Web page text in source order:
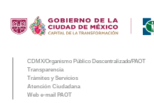
CDMX/Organismo Público Descentralizado/PAOT
Transparencia
Trámites y Servicios
Atención Ciudadana
Web e-mail PAOT